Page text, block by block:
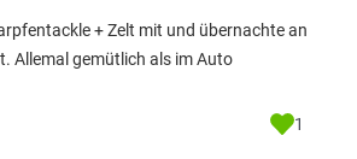
+ Zelt mit und übernachte an
Allemal gemütlich als im Auto
1